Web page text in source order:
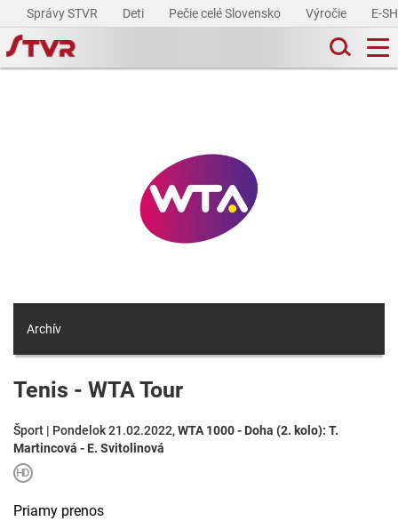
Správy STVR Deti Pečie celé Slovensko Výročie E-
Archív
Tenis - WTA Tour
Šport | Pondelok 21.02.2022,WTA 1000 - Doha (2. kolo): T.
Martincová - E. Svitolinová
Priamy prenos